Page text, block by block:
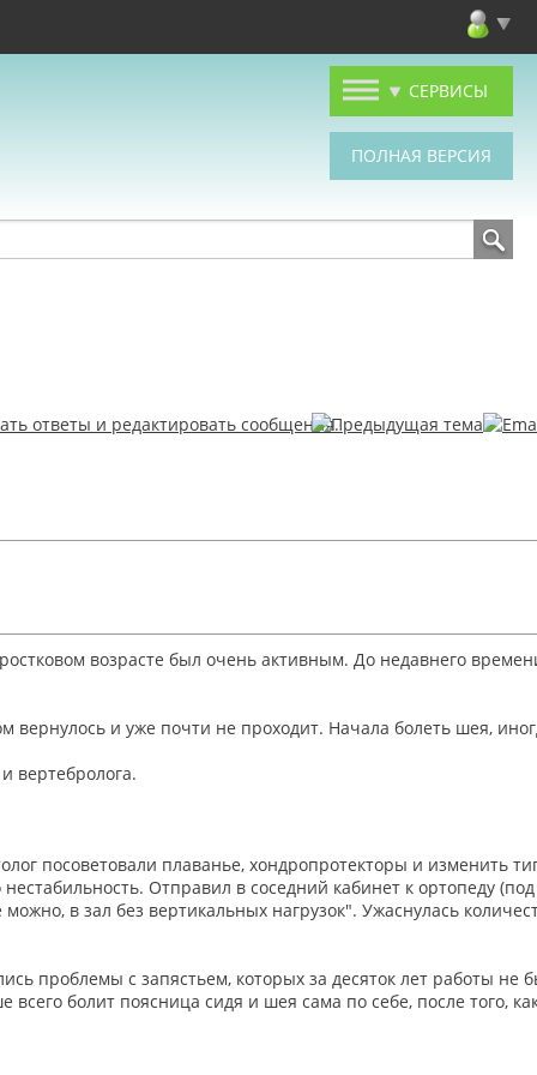
СЕРВИСЫ
возрасте был очень активным. До недавнего
и уже почти не проходит. Начала болеть шея,
вертебролога.
посоветовали плаванье, хондропротекторы и изменить
Отправил в соседний кабинет к ортопеду
в зал без вертикальных нагрузок". Ужаснулась
с запястьем, которых за десяток лет работы
болит поясница сидя и шея сама по себе, после того,